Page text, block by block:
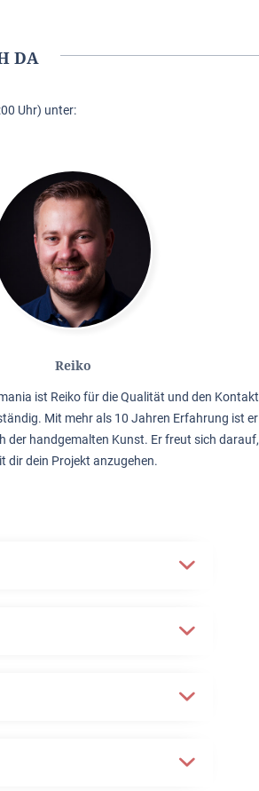
DA
Uhr) unter:
Reiko
ist Reiko für die Qualität und den Kontakt
Mit mehr als 10 Jahren Erfahrung ist er
der handgemalten Kunst. Er freut sich darauf,
dir dein Projekt anzugehen.